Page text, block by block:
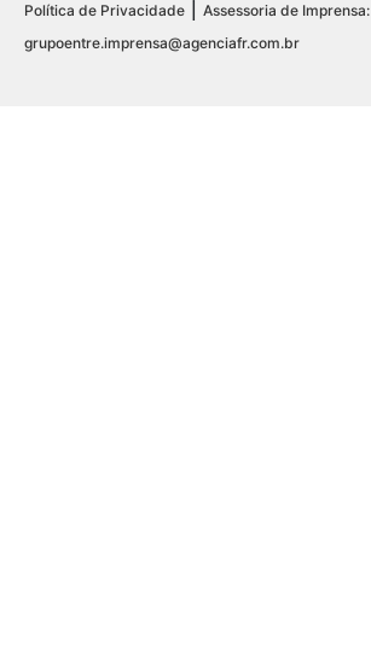
Política de Privacidade
Assessoria de Imprensa:
grupoentre.imprensa@agenciafr.com.br